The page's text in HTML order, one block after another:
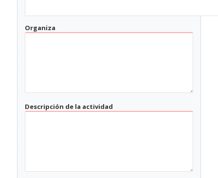
Organiza
Descripción de la actividad